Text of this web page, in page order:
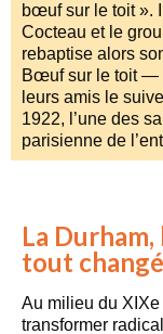
bœuf sur le toit ».
Cocteau et le
rebaptise alors
Bœuf sur le toit —
leurs amis le
1922, l’une des
parisienne de
La Durham,
tout changé
Au milieu du
transformer